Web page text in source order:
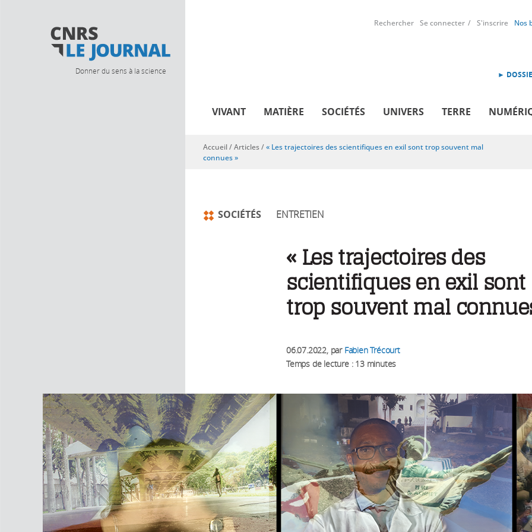
Donner du sens à la science
Rechercher Se connecter S'inscrire Nos
►
VIVANT MATIÈRE SOCIÉTÉS UNIVERS TERRE
Vous êtes ici
Accueil/Articles/« Les trajectoires des scientifiques en exil sont trop souvent mal
connues »
SOCIÉTÉS ENTRETIEN
« Les trajectoires des
scientifiques en exil sont
trop souvent mal
06.07.2022, par Fabien Trécourt
Temps de lecture : 13 minutes